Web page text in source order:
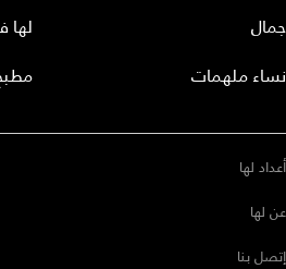
جمال
نساء ملهمات
لها
أعداد لها
عن لها
إتصل بنا